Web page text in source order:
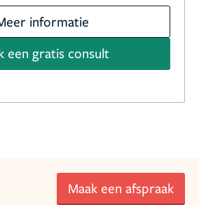
informatie
een gratis consult
Maak een afspraak